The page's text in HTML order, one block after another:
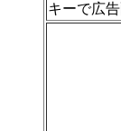
キーで広